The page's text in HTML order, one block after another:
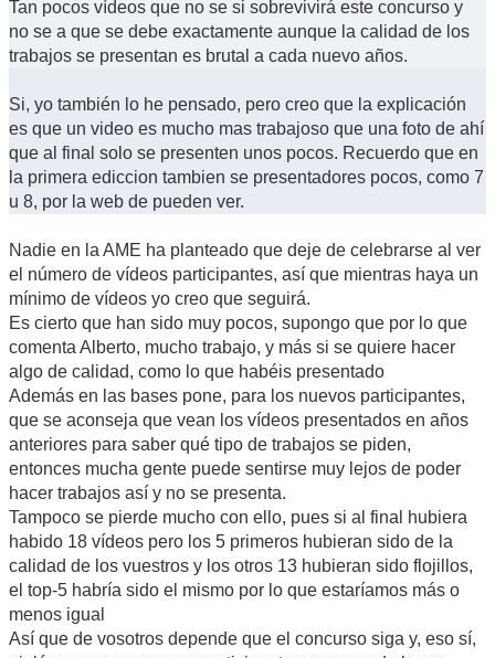
Tan pocos vídeos que no se si sobrevivirá este concurso y
no se a que se debe exactamente aunque la calidad de los
trabajos se presentan es brutal a cada nuevo años.
Si, yo también lo he pensado, pero creo que la explicación
es que un video es mucho mas trabajoso que una foto de ahí
que al final solo se presenten unos pocos. Recuerdo que en
la primera ediccion tambien se presentadores pocos, como 7
u 8, por la web de pueden ver.
Nadie en la AME ha planteado que deje de celebrarse al ver
el número de vídeos participantes, así que mientras haya un
mínimo de vídeos yo creo que seguirá.
Es cierto que han sido muy pocos, supongo que por lo que
comenta Alberto, mucho trabajo, y más si se quiere hacer
algo de calidad, como lo que habéis presentado
Además en las bases pone, para los nuevos participantes,
que se aconseja que vean los vídeos presentados en años
anteriores para saber qué tipo de trabajos se piden,
entonces mucha gente puede sentirse muy lejos de poder
hacer trabajos así y no se presenta.
Tampoco se pierde mucho con ello, pues si al final hubiera
habido 18 vídeos pero los 5 primeros hubieran sido de la
calidad de los vuestros y los otros 13 hubieran sido flojillos,
el top-5 habría sido el mismo por lo que estaríamos más o
menos igual
Así que de vosotros depende que el concurso siga y, eso sí,